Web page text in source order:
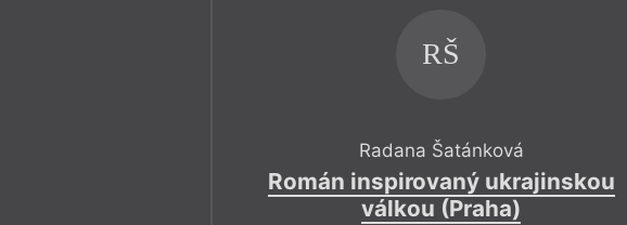
RŠ
Radana Šatánková
Román inspirovaný ukrajinskou
válkou (Praha)